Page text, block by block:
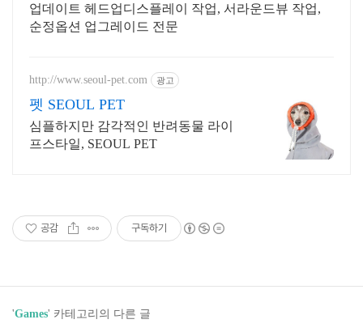
업데이트 헤드업디스플레이 작업, 서라운드뷰 작업,
순정옵션 업그레이드 전문
http://www.seoul-pet.com 광고
펫 SEOUL PET
심플하지만 감각적인 반려동물 라이
프스타일, SEOUL PET
공감 구독하기
'Games' 카테고리의 다른 글